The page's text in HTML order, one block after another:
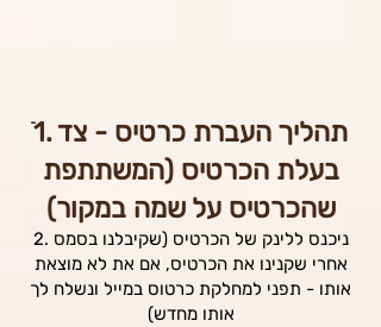
ֿ1. תהליך העברת כרטיס - צד
בעלת הכרטיס (המשתתפת
שהכרטיס על שמה במקור)
2. ניכנס ללינק של הכרטיס (שקיבלנו בסמס
אחרי שקנינו את הכרטיס, אם את לא מוצאת
אותו - תפני למחלקת כרטוס במייל ונשלח לך
אותו מחדש)